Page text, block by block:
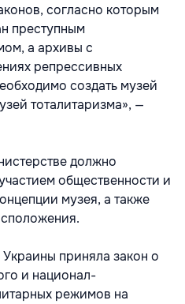
согласно которым
преступным
а архивы с
репрессивных
создать музей
тоталитаризма», —
должно
общественности и
музея, а также
приняла закон о
и национал-
режимов на